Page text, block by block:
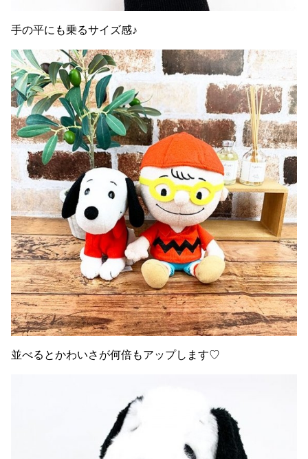
手の平にも乗るサイズ感♪
並べるとかわいさが何倍もアップします♡